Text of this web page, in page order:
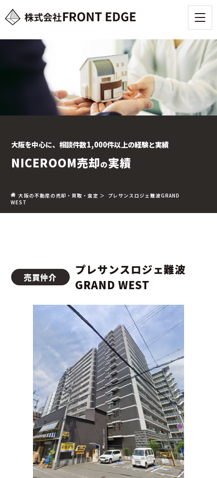
大阪を中心に、相談件数1,000件以上の経験と実績
NICEROOM売却の実績
大阪の不動産の売却・買取・査定 ＞ プレサンスロジェ難波GRAND
WEST
売買仲介
プレサンスロジェ難波
GRAND WEST